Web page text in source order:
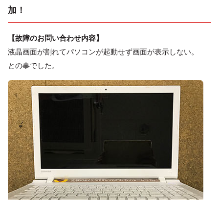
加！
【故障のお問い合わせ内容】
液晶画面が割れてパソコンが起動せず画面が表示しない。
との事でした。